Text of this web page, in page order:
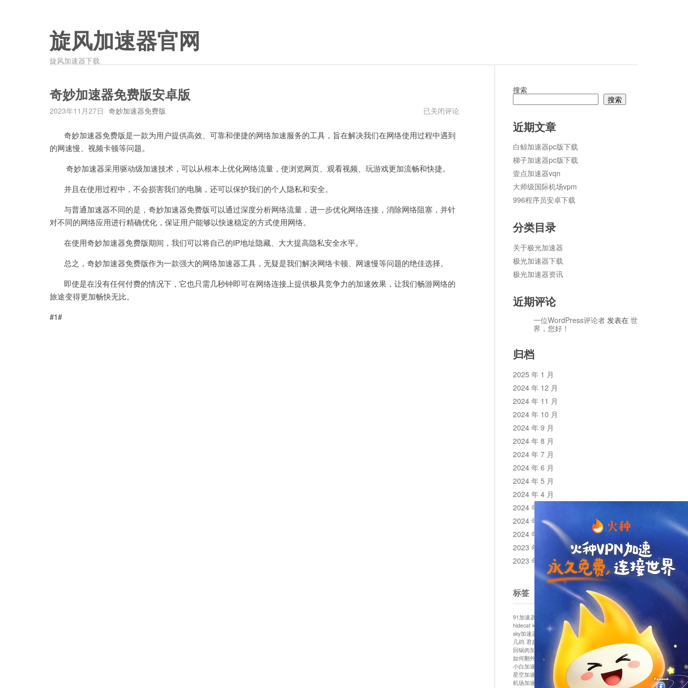
旋风加速器官网
旋风加速器下载
奇妙加速器免费版安卓版
2023年11月27日 奇妙加速器免费版
奇
速
版
安
已关闭评论
奇妙加速器免费版是一款为用户提供高效、可靠和便捷的网络加速服务的工具，旨在解决我们在网络使用过程中遇到
的网速慢、视频卡顿等问题。
奇妙加速器采用驱动级加速技术，可以从根本上优化网络流量，使浏览网页、观看视频、玩游戏更加流畅和快捷。
并且在使用过程中，不会损害我们的电脑，还可以保护我们的个人隐私和安全。
与普通加速器不同的是，奇妙加速器免费版可以通过深度分析网络流量，进一步优化网络连接，消除网络阻塞，并针
对不同的网络应用进行精确优化，保证用户能够以快速稳定的方式使用网络。
在使用奇妙加速器免费版期间，我们可以将自己的IP地址隐藏、大大提高隐私安全水平。
总之，奇妙加速器免费版作为一款强大的网络加速器工具，无疑是我们解决网络卡顿、网速慢等问题的绝佳选择。
即使是在没有任何付费的情况下，它也只需几秒钟即可在网络连接上提供极具竞争力的加速效果，让我们畅游网络的
旅途变得更加畅快无比。
#1#
搜索
搜索
近期文章
白鲸加速器pc版下载
梯子加速器pc版下载
壹点加速器vqn
大师级国际机场vpm
996程序员安卓下载
分类目录
关于极光加速器
极光加速器下载
极光加速器资讯
近期评论
一位WordPress评论者 发表在 世
界，您好！
归档
2025 年 1 月
2024 年 12 月
2024 年 11 月
2024 年 10 月
2024 年 9 月
2024 年 8 月
2024 年 7 月
2024 年 6 月
2024 年 5 月
2024 年 4 月
2024 年 3 月
2024 年 2 月
2024 年 1 月
2023 年 12 月
2023 年 11 月
标签
91加速器 bluelayer加速器
clash节点
hidecat kuai500 panda加速器
plex加速器
sky加速器
telegram加速器 中信加速器
云梯加速器
几鸡 君越加速器 哔咔漫画加速器
唐师傅加速器
回锅肉加速器
坚果加速器 壹点加速器
如何翻外墙网站 小哈vp加速器
小火箭加速器
小白加速器
布谷vp加速器 心阶云 快连
星空加速器
最新版clash安卓下载
月光加速器
机场加速器
松果云 极快加速器
梯子加速器